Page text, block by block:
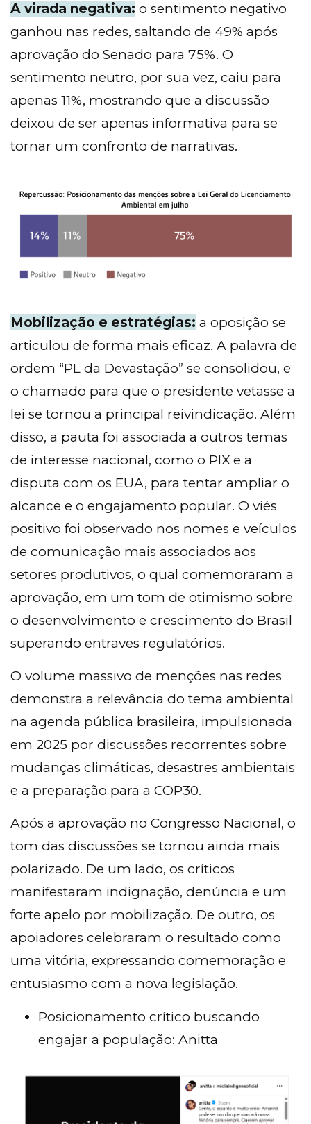
A virada negativa: o sentimento negativo
ganhou nas redes, saltando de 49% após
aprovação do Senado para 75%. O
sentimento neutro, por sua vez, caiu para
apenas 11%, mostrando que a discussão
deixou de ser apenas informativa para se
tornar um confronto de narrativas.
Mobilização e estratégias: a oposição se
articulou de forma mais eficaz. A palavra de
ordem “PL da Devastação” se consolidou, e
o chamado para que o presidente vetasse a
lei se tornou a principal reivindicação. Além
disso, a pauta foi associada a outros temas
de interesse nacional, como o PIX e a
disputa com os EUA, para tentar ampliar o
alcance e o engajamento popular. O viés
positivo foi observado nos nomes e veículos
de comunicação mais associados aos
setores produtivos, o qual comemoraram a
aprovação, em um tom de otimismo sobre
o desenvolvimento e crescimento do Brasil
superando entraves regulatórios.
O volume massivo de menções nas redes
demonstra a relevância do tema ambiental
na agenda pública brasileira, impulsionada
em 2025 por discussões recorrentes sobre
mudanças climáticas, desastres ambientais
e a preparação para a COP30.
Após a aprovação no Congresso Nacional, o
tom das discussões se tornou ainda mais
polarizado. De um lado, os críticos
manifestaram indignação, denúncia e um
forte apelo por mobilização. De outro, os
apoiadores celebraram o resultado como
uma vitória, expressando comemoração e
entusiasmo com a nova legislação.
Posicionamento crítico buscando
engajar a população: Anitta